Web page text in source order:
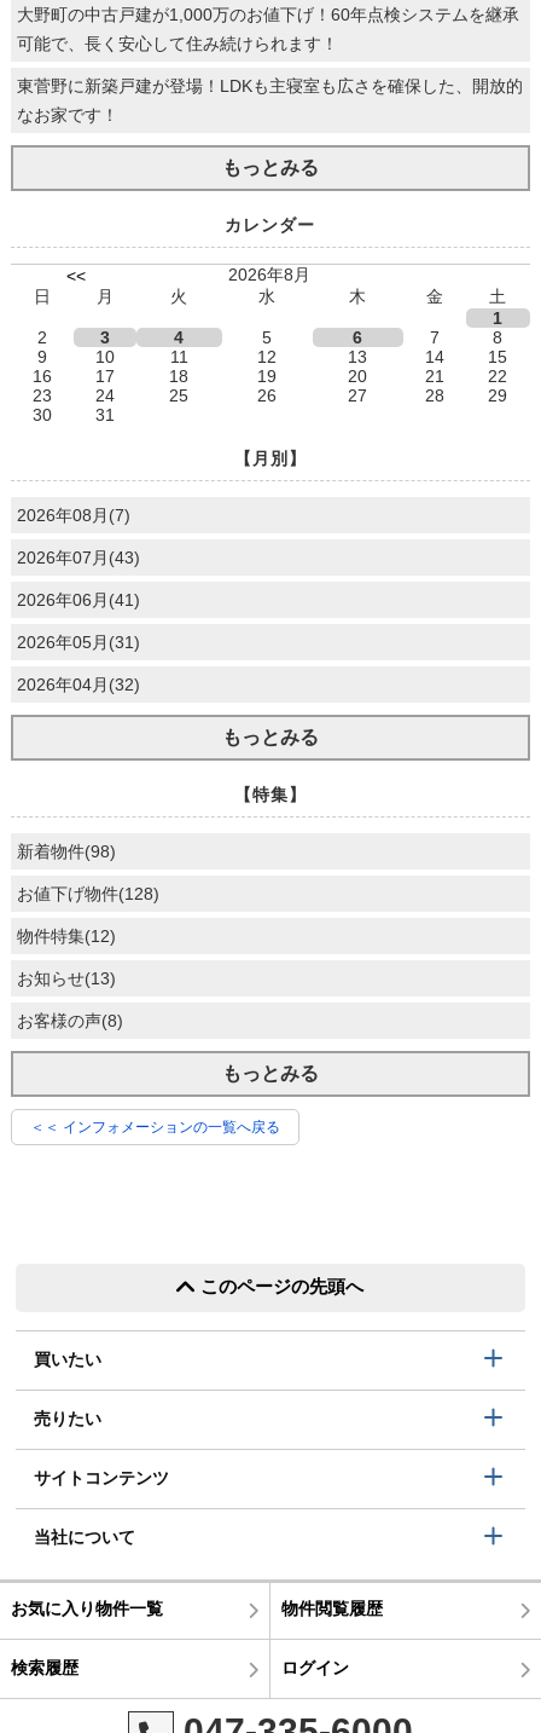
大野町の中古戸建が1,000万のお値下げ！60年点検システムを継承
可能で、長く安心して住み続けられます！
東菅野に新築戸建が登場！LDKも主寝室も広さを確保した、開放的
なお家です！
もっとみる
カレンダー
<<
2026年8月
日
月 火 水 木 金
土
1
2
3 4 5 6 7
8
9
10 11 12 13 14
15
16
17 18 19 20 21
22
23
24 25 26 27 28
29
30
31
【月別】
2026年08月(7)
2026年07月(43)
2026年06月(41)
2026年05月(31)
2026年04月(32)
もっとみる
【特集】
新着物件(98)
お値下げ物件(128)
物件特集(12)
お知らせ(13)
お客様の声(8)
もっとみる
＜＜ インフォメーションの一覧へ戻る
このページの先頭へ
買いたい
売りたい
サイトコンテンツ
当社について
お気に入り物件一覧 物件閲覧履歴
検索履歴 ログイン